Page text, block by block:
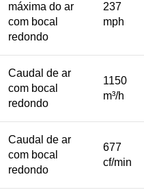
máxima do ar
com bocal
redondo
237
mph
Caudal de ar
com bocal
redondo
1150
m³/h
Caudal de ar
com bocal
redondo
677
cf/min